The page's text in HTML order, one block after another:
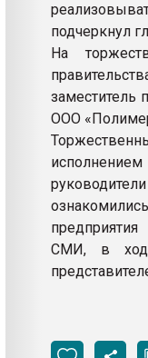
подчеркнул
На
заместитель
ООО
СМИ, в